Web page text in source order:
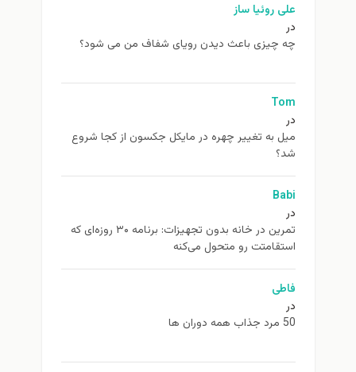
علی روئیا ساز
در
چه چیزی باعث دیدن رویای شفاف من می شود؟
Tom
در
ميل به تغيير چهره در مایکل جکسون از كجا شروع
شد؟
Babi
در
تمرین در خانه بدون تجهیزات: برنامه ۳۰ روزه‌ای که
استقامتت رو متحول می‌کنه
فاطی
در
50 مرد جذاب همه دوران ها